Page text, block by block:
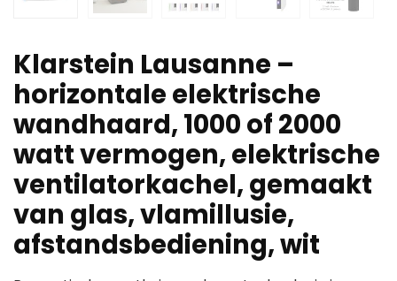
Klarstein Lausanne –
horizontale elektrische
wandhaard, 1000 of 2000
watt vermogen, elektrische
ventilatorkachel, gemaakt
van glas, vlamillusie,
afstandsbediening, wit